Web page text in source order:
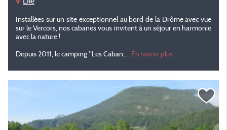
Installées sur un site exceptionnel au bord de la Drôme avec vue
sur le Vercors, nos cabanes vous invitent à un séjour en harmonie
avec la nature !
Depuis 2011, le camping "Les Caban
En savoir plus